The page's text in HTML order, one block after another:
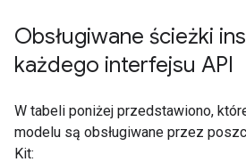
Obsługiwane ścieżki
każdego interfejsu API
W tabeli poniżej przedstawiono,
modelu są obsługiwane przez
Kit: